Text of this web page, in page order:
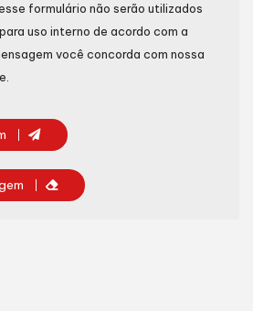
formulário não serão utilizados
uso interno de acordo com a
você concorda com nossa